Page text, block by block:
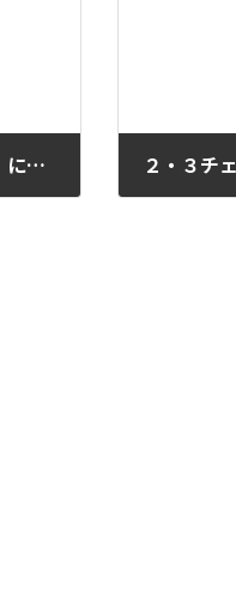
2.11「紀元節」と「天皇誕生日奉祝」に反対する行動